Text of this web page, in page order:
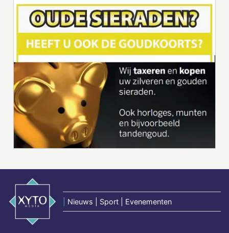
Nieuws | Sport | Evenementen